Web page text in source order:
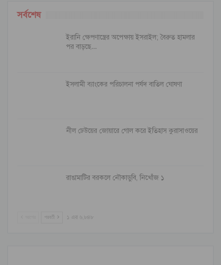
সর্বশেষ
ইরানি ক্ষেপণাস্ত্রের অপেক্ষায় ইসরাইল; বৈরুত হামলার
পর বাড়ছে…
ইসলামী ব্যাংকের পরিচালনা পর্ষদ বাতিল ঘোষণা
নীল ঢেউয়ের জোয়ারে গোল করে ইতিহাস কুরাসাওয়ের
রাঙামাটির বরকলে নৌকাডুবি, নিখোঁজ ১
পরবর্তী ১ এর ৬,৮৪৮